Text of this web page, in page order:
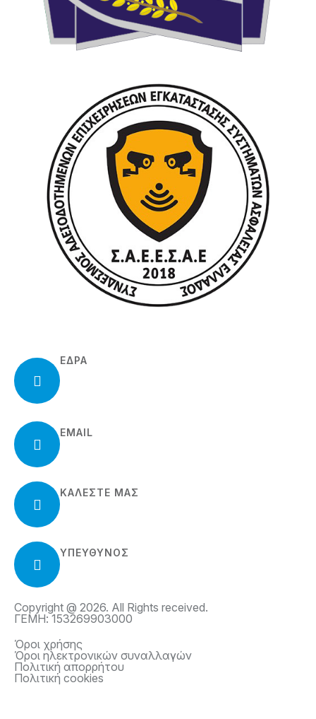
ΕΔΡΑ
EMAIL
ΚΑΛΈΣΤΕ ΜΑΣ
ΥΠΕΥΘΥΝΟΣ
Copyright @ 2026. All Rights received.
ΓΕΜΗ: 153269903000
Όροι χρήσης
Όροι ηλεκτρονικών συναλλαγών
Πολιτική απορρήτου
Πολιτική cookies